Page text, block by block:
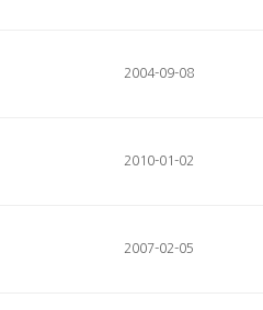
2004-09-08
2010-01-02
2007-02-05